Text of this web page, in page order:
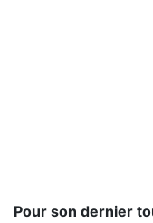
Pour son dernier